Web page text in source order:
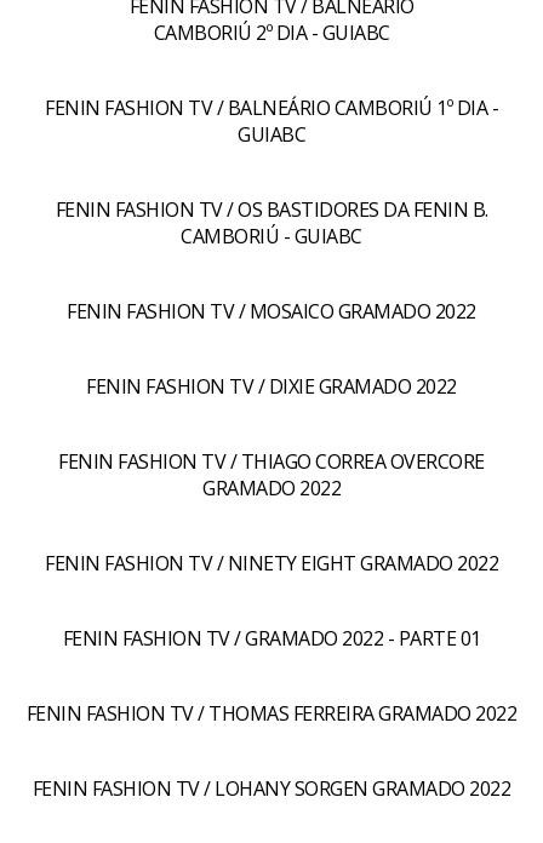
FENIN FASHION TV / BALNEÁRIO
CAMBORIÚ 2º DIA - GUIABC
FENIN FASHION TV / BALNEÁRIO CAMBORIÚ 1º DIA -
GUIABC
FENIN FASHION TV / OS BASTIDORES DA FENIN B.
CAMBORIÚ - GUIABC
FENIN FASHION TV / MOSAICO GRAMADO 2022
FENIN FASHION TV / DIXIE GRAMADO 2022
FENIN FASHION TV / THIAGO CORREA OVERCORE
GRAMADO 2022
FENIN FASHION TV / NINETY EIGHT GRAMADO 2022
FENIN FASHION TV / GRAMADO 2022 - PARTE 01
FENIN FASHION TV / THOMAS FERREIRA GRAMADO 2022
FENIN FASHION TV / LOHANY SORGEN GRAMADO 2022